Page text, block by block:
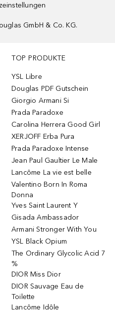
GmbH & Co. KG.
TOP PRODUKTE
YSL Libre
Douglas PDF Gutschein
Giorgio Armani Si
Prada Paradoxe
Carolina Herrera Good Girl
XERJOFF Erba Pura
Prada Paradoxe Intense
Jean Paul Gaultier Le Male
Lancôme La vie est belle
Valentino Born In Roma
Donna
Yves Saint Laurent Y
Gisada Ambassador
Armani Stronger With You
YSL Black Opium
The Ordinary Glycolic Acid 7
%
DIOR Miss Dior
DIOR Sauvage Eau de
Toilette
Lancôme Idôle